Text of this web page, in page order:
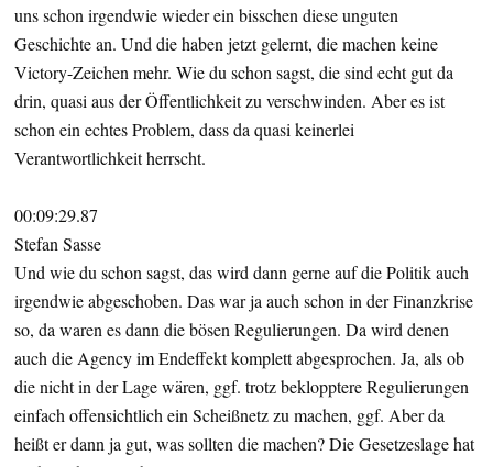
uns schon irgendwie wieder ein bisschen diese unguten
Geschichte an. Und die haben jetzt gelernt, die machen keine
Victory-Zeichen mehr. Wie du schon sagst, die sind echt gut da
drin, quasi aus der Öffentlichkeit zu verschwinden. Aber es ist
schon ein echtes Problem, dass da quasi keinerlei
Verantwortlichkeit herrscht.
00:09:29.87
Stefan Sasse
Und wie du schon sagst, das wird dann gerne auf die Politik auch
irgendwie abgeschoben. Das war ja auch schon in der Finanzkrise
so, da waren es dann die bösen Regulierungen. Da wird denen
auch die Agency im Endeffekt komplett abgesprochen. Ja, als ob
die nicht in der Lage wären, ggf. trotz beklopptere Regulierungen
einfach offensichtlich ein Scheißnetz zu machen, ggf. Aber da
heißt er dann ja gut, was sollten die machen? Die Gesetzeslage hat